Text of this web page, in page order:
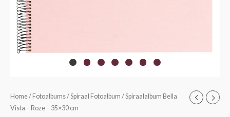
Home/ Fotoalbums/Spiraal Fotoalbum / Spiraalalbum Bella
Vista – Roze – 35×30 cm
Spiraalalbum
Bella